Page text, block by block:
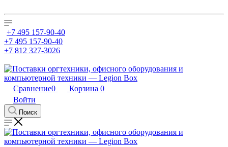
+7 495 157-90-40
+7 495 157-90-40
+7 812 327-3026
Сравнение0 Корзина 0
Войти
Поиск